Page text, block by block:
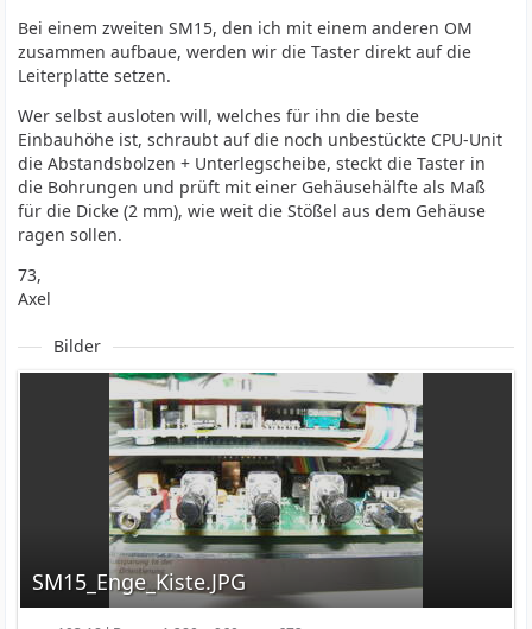
Bei einem zweiten SM15, den ich mit einem anderen OM
zusammen aufbaue, werden wir die Taster direkt auf die
Leiterplatte setzen.
Wer selbst ausloten will, welches für ihn die beste
Einbauhöhe ist, schraubt auf die noch unbestückte CPU-Unit
die Abstandsbolzen + Unterlegscheibe, steckt die Taster in
die Bohrungen und prüft mit einer Gehäusehälfte als Maß
für die Dicke (2 mm), wie weit die Stößel aus dem Gehäuse
ragen sollen.
73,
Axel
Bilder
SM15_Enge_Kiste.JPG